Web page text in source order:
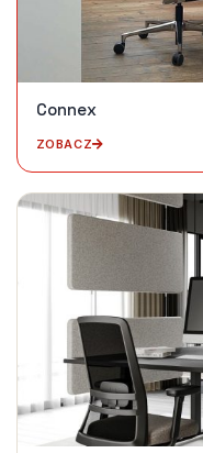
Connex
ZOBACZ